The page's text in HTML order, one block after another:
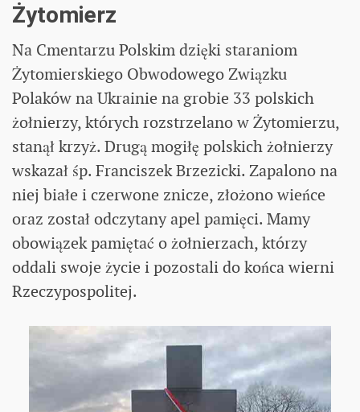
Żytomierz
Na Cmentarzu Polskim dzięki staraniom
Żytomierskiego Obwodowego Związku
Polaków na Ukrainie na grobie 33 polskich
żołnierzy, których rozstrzelano w Żytomierzu,
stanął krzyż. Drugą mogiłę polskich żołnierzy
wskazał śp. Franciszek Brzezicki. Zapalono na
niej białe i czerwone znicze, złożono wieńce
oraz został odczytany apel pamięci. Mamy
obowiązek pamiętać o żołnierzach, którzy
oddali swoje życie i pozostali do końca wierni
Rzeczypospolitej.